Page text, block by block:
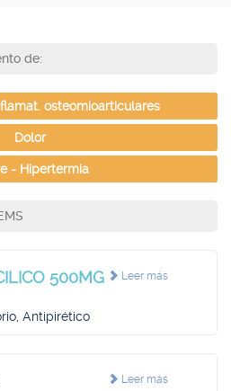
de:
osteomioarticulares
Dolor
- Hipertermia
Leer más
500MG
Antipirético
Leer más